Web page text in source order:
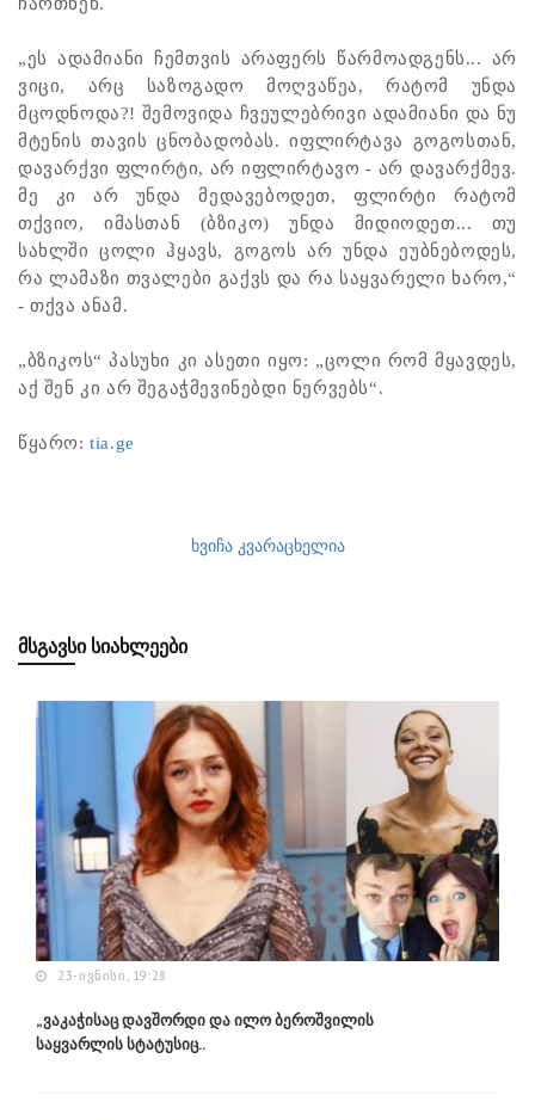
„ეს ადამიანი ჩემთვის არაფერს წარმოადგენს... არ
ვიცი, არც საზოგადო მოღვაწეა, რატომ უნდა
მცოდნოდა?! შემოვიდა ჩვეულებრივი ადამიანი და ნუ
მტენის თავის ცნობადობას. იფლირტავა გოგოსთან,
დავარქვი ფლირტი, არ იფლირტავო - არ დავარქმევ.
მე კი არ უნდა მედავებოდეთ, ფლირტი რატომ
თქვიო, იმასთან (ბზიკო) უნდა მიდიოდეთ... თუ
სახლში ცოლი ჰყავს, გოგოს არ უნდა ეუბნებოდეს,
რა ლამაზი თვალები გაქვს და რა საყვარელი ხარო,“
- თქვა ანამ.
„ბზიკოს“ პასუხი კი ასეთი იყო: „ცოლი რომ მყავდეს,
აქ შენ კი არ შეგაჭმევინებდი ნერვებს“.
წყარო: ​tia.ge
ხვიჩა კვარაცხელია
ᲛᲡᲒᲐᲕᲡᲘ ᲡᲘᲐᲮᲚᲔᲔᲑᲘ
23-ᲘᲕᲜᲘᲡᲘ, 19:28
„ვაკაჭისაც დავშორდი და ილო ბეროშვილის
საყვარლის სტატუსიც..